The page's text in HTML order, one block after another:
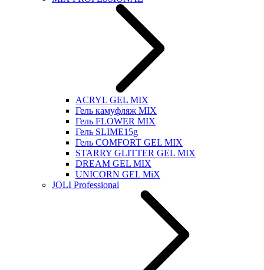
ACRYL GEL MIX
Гель камуфляж MIX
Гель FLOWER MIX
Гель SLIME15g
Гель COMFORT GEL MIX
STARRY GLITTER GEL MIX
DREAM GEL MIX
UNICORN GEL MiX
JOLI Professional